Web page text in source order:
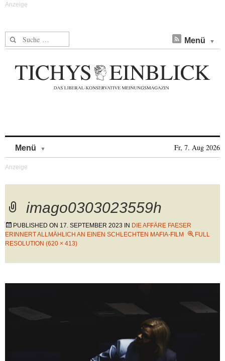
Suche nach: Menü
Menü Fr, 7. Aug 2026
imago0303023559h
PUBLISHED ON 17. SEPTEMBER 2023 IN DIE AFFÄRE FAESER
ERINNERT ALLMÄHLICH AN EINEN SCHLECHTEN MAFIA-FILM
FULL
RESOLUTION (620 × 413)